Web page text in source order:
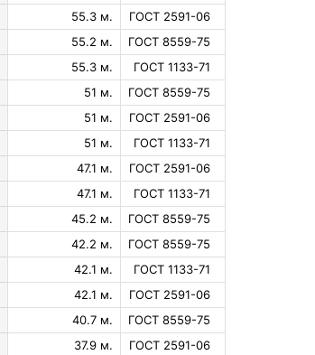
55.3 м.
ГОСТ 2591-06
55.2 м.
ГОСТ 8559-75
55.3 м.
ГОСТ 1133-71
51 м.
ГОСТ 8559-75
51 м.
ГОСТ 2591-06
51 м.
ГОСТ 1133-71
47.1 м.
ГОСТ 2591-06
47.1 м.
ГОСТ 1133-71
45.2 м.
ГОСТ 8559-75
42.2 м.
ГОСТ 8559-75
42.1 м.
ГОСТ 1133-71
42.1 м.
ГОСТ 2591-06
40.7 м.
ГОСТ 8559-75
37.9 м.
ГОСТ 2591-06